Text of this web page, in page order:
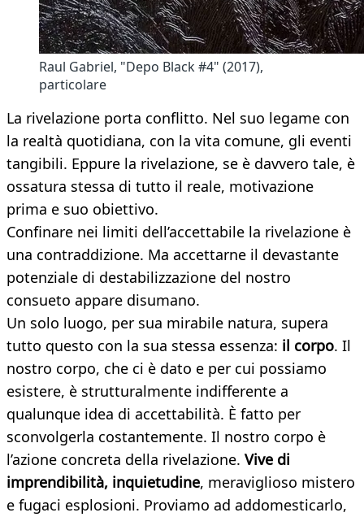
Raul Gabriel, "Depo Black #4" (2017),
particolare
La rivelazione porta conflitto. Nel suo legame con
la realtà quotidiana, con la vita comune, gli eventi
tangibili. Eppure la rivelazione, se è davvero tale, è
ossatura stessa di tutto il reale, motivazione
prima e suo obiettivo.
Confinare nei limiti dell’accettabile la rivelazione è
una contraddizione. Ma accettarne il devastante
potenziale di destabilizzazione del nostro
consueto appare disumano.
Un solo luogo, per sua mirabile natura, supera
tutto questo con la sua stessa essenza: il corpo. Il
nostro corpo, che ci è dato e per cui possiamo
esistere, è strutturalmente indifferente a
qualunque idea di accettabilità. È fatto per
sconvolgerla costantemente. Il nostro corpo è
l’azione concreta della rivelazione. Vive di
imprendibilità, inquietudine, meraviglioso mistero
e fugaci esplosioni. Proviamo ad addomesticarlo,